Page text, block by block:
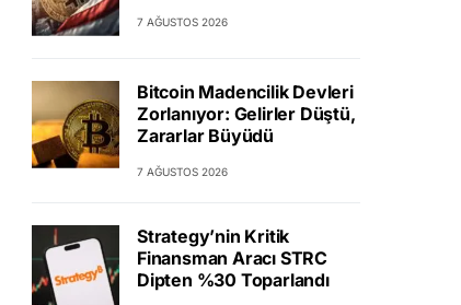
7 AĞUSTOS 2026
Bitcoin Madencilik Devleri
Zorlanıyor: Gelirler Düştü,
Zararlar Büyüdü
7 AĞUSTOS 2026
Strategy’nin Kritik
Finansman Aracı STRC
Dipten %30 Toparlandı